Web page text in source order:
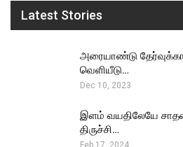
Latest Stories
அரையாண்டு
வெளியீடு…
Dec 10, 2023
இளம் வயதிலேயே
திருச்சி…